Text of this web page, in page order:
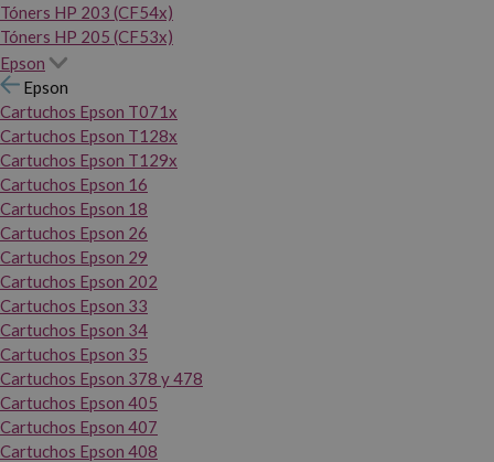
Tóners HP 203 (CF54x)
Tóners HP 205 (CF53x)
Epson
Epson
Cartuchos Epson T071x
Cartuchos Epson T128x
Cartuchos Epson T129x
Cartuchos Epson 16
Cartuchos Epson 18
Cartuchos Epson 26
Cartuchos Epson 29
Cartuchos Epson 202
Cartuchos Epson 33
Cartuchos Epson 34
Cartuchos Epson 35
Cartuchos Epson 378 y 478
Cartuchos Epson 405
Cartuchos Epson 407
Cartuchos Epson 408